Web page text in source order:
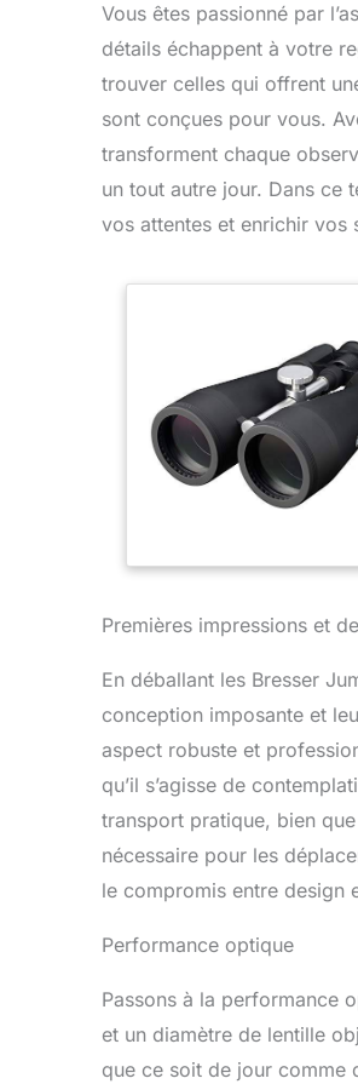
Vous êtes passionné par
détails échappent à votre
trouver celles qui offrent
sont conçues pour vous.
transforment chaque
un tout autre jour. Dans ce
vos attentes et enrichir vos
Premières impressions et
En déballant les Bresser
conception imposante et
aspect robuste et
qu’il s’agisse de
transport pratique, bien
nécessaire pour les
le compromis entre design
Performance optique
Passons à la performance
et un diamètre de lentille
que ce soit de jour comme